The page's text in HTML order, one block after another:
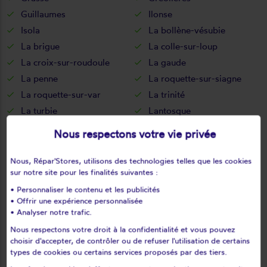
Guillaumes
Ilonse
Isola
La bollène-vésubie
La brigue
La colle-sur-loup
La croix-sur-roudoule
La gaude
La penne
La roquette-sur-siagne
La roquette-sur-var
La trinité
La turbie
Lantosque
Le bar-sur-loup
Le cannet
Le tignet
Les ferres
Les mujouls
Levens
Lieuche
Lucéram
L'escarène
Massoins
Menton
Mouans-sartoux
Mougins
Nous respectons votre vie privée
Nous, Répar'Stores, utilisons des technologies telles que les cookies
sur notre site pour les finalités suivantes :
• Personnaliser le contenu et les publicités
• Offrir une expérience personnalisée
• Analyser notre trafic.
Nous respectons votre droit à la confidentialité et vous pouvez
choisir d'accepter, de contrôler ou de refuser l'utilisation de certains
types de cookies ou certains services proposés par des tiers.